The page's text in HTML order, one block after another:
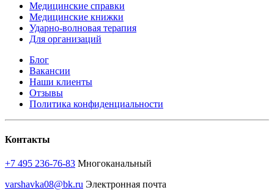
Медицинские справки
Медицинские книжки
Ударно-волновая терапия
Для организаций
Блог
Вакансии
Наши клиенты
Отзывы
Политика конфиденциальности
Контакты
+7 495 236-76-83 Многоканальный
varshavka08@bk.ru Электронная почта